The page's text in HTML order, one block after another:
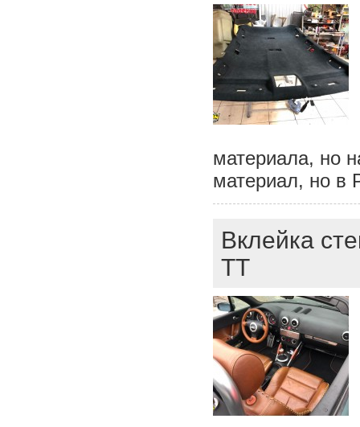
материала, но
материал, но в
Вклейка
TT